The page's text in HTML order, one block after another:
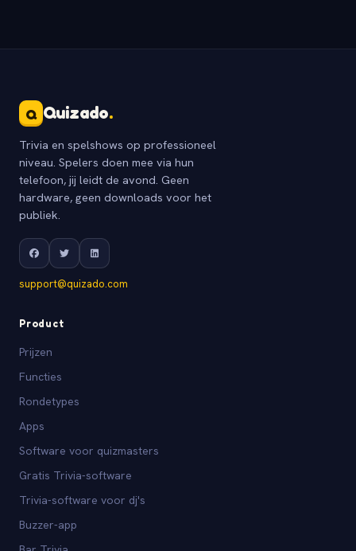
Q Quizado.
Trivia en spelshows op professioneel
niveau. Spelers doen mee via hun
telefoon, jij leidt de avond. Geen
hardware, geen downloads voor het
publiek.
support@quizado.com
Product
Prijzen
Functies
Rondetypes
Apps
Software voor quizmasters
Gratis Trivia-software
Trivia-software voor dj's
Buzzer-app